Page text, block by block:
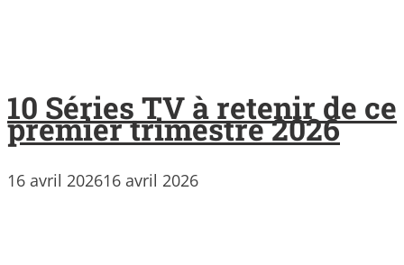
10 Séries TV à retenir de ce
premier trimestre 2026
16 avril 202616 avril 2026